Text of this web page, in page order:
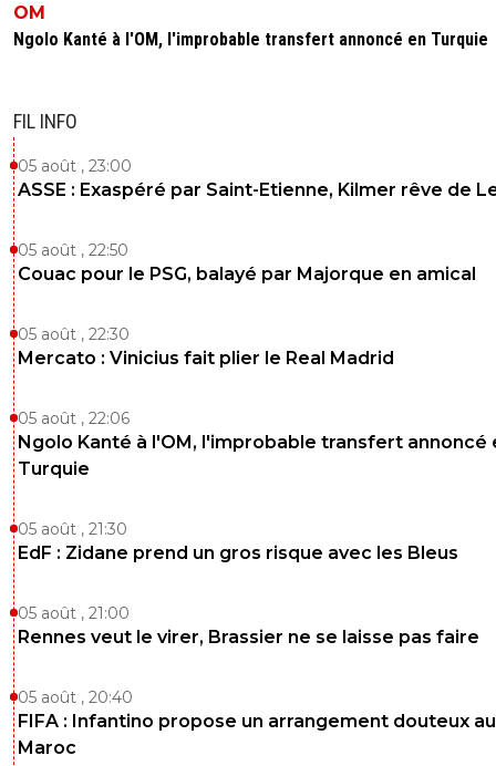
OM
Ngolo Kanté à l'OM, l'improbable transfert annoncé en Turquie
FIL INFO
05 août , 23:00
ASSE : Exaspéré par Saint-Etienne, Kilmer rêve de
05 août , 22:50
Couac pour le PSG, balayé par Majorque en amical
05 août , 22:30
Mercato : Vinicius fait plier le Real Madrid
05 août , 22:06
Ngolo Kanté à l'OM, l'improbable transfert annoncé
Turquie
05 août , 21:30
EdF : Zidane prend un gros risque avec les Bleus
05 août , 21:00
Rennes veut le virer, Brassier ne se laisse pas faire
05 août , 20:40
FIFA : Infantino propose un arrangement douteux au
Maroc